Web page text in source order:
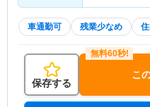
車通勤可 残業少なめ
保存する
こ